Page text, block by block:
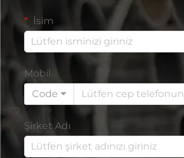
İsim
Mobil
Code
Şirket Adı